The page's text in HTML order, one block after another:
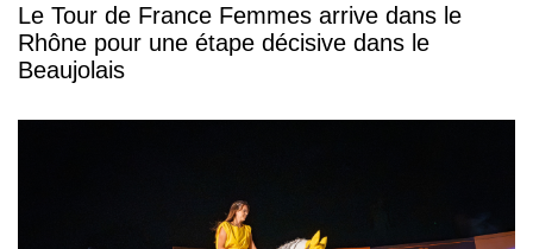
Le Tour de France Femmes arrive dans le
Rhône pour une étape décisive dans le
Beaujolais